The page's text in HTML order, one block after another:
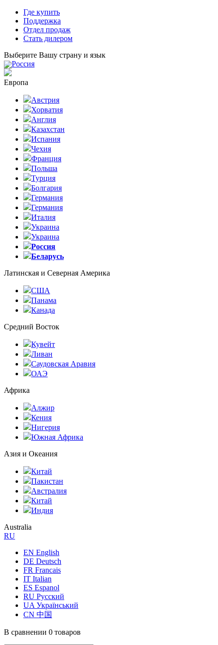
Где купить
Поддержка
Отдел продаж
Стать дилером
Выберите Вашу страну и язык
Россия
Европа
Австрия
Хорватия
Англия
Казахстан
Испания
Чехия
Франция
Польша
Турция
Болгария
Германия
Германия
Италия
Украина
Украина
Россия
Беларусь
Латинская и Северная Америка
США
Панама
Канада
Средний Восток
Кувейт
Ливан
Саудовская Аравия
ОАЭ
Африка
Алжир
Кения
Нигерия
Южная Африка
Азия и Океания
Китай
Пакистан
Австралия
Китай
Индия
Australia
RU
EN English
DE Deutsch
FR Francais
IT Italian
ES Espanol
RU Русский
UA Український
CN 中国
В сравнении 0 товаров